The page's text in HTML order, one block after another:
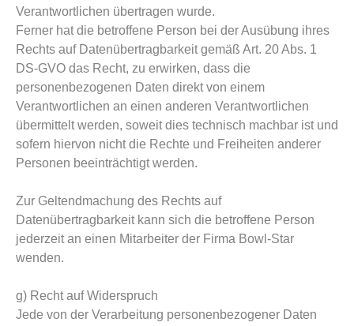
Verantwortlichen übertragen wurde.
Ferner hat die betroffene Person bei der Ausübung ihres
Rechts auf Datenübertragbarkeit gemäß Art. 20 Abs. 1
DS-GVO das Recht, zu erwirken, dass die
personenbezogenen Daten direkt von einem
Verantwortlichen an einen anderen Verantwortlichen
übermittelt werden, soweit dies technisch machbar ist und
sofern hiervon nicht die Rechte und Freiheiten anderer
Personen beeinträchtigt werden.
Zur Geltendmachung des Rechts auf
Datenübertragbarkeit kann sich die betroffene Person
jederzeit an einen Mitarbeiter der Firma Bowl-Star
wenden.
g) Recht auf Widerspruch
Jede von der Verarbeitung personenbezogener Daten